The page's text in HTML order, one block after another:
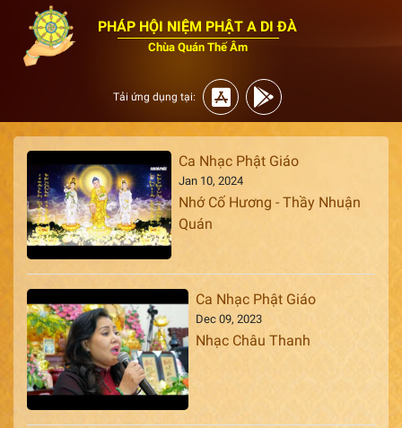
PHÁP HỘI NIỆM PHẬT A DI ĐÀ
Chùa Quán Thế Âm
Tải ứng dụng tại:
Ca Nhạc Phật Giáo
Jan 10, 2024
Nhớ Cố Hương - Thầy Nhuận
Quán
Ca Nhạc Phật Giáo
Dec 09, 2023
Nhạc Châu Thanh